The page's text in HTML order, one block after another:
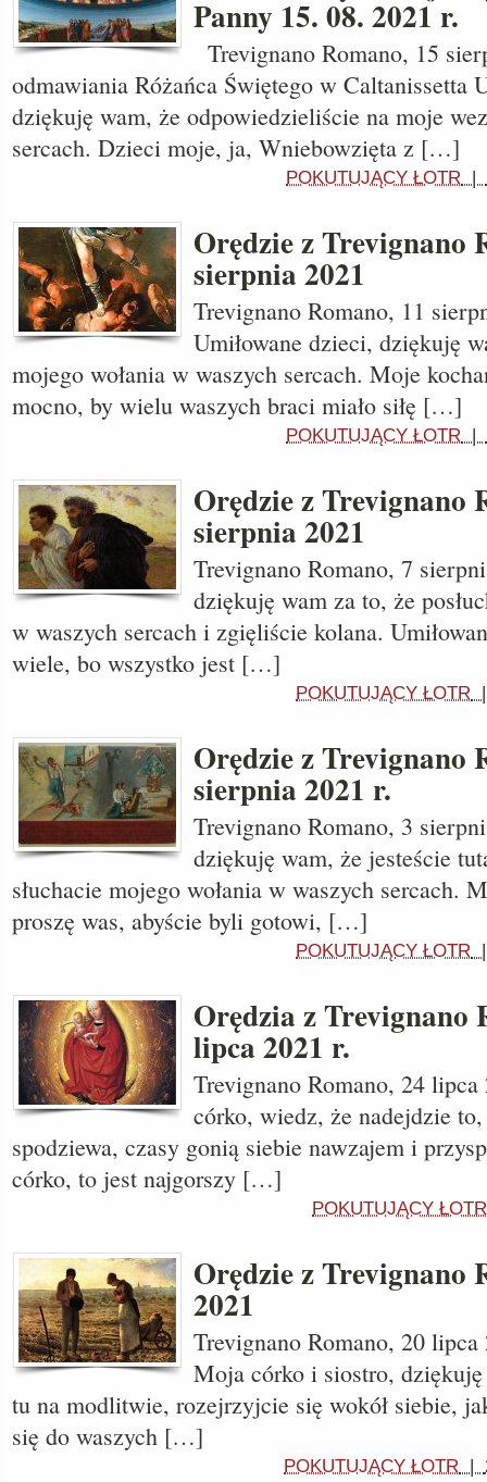
Panny 15. 08. 2021 r.
Trevignano Romano, 15
odmawiania Różańca Świętego w Caltanissetta
dziękuję wam, że odpowiedzieliście na moje
sercach. Dzieci moje, ja, Wniebowzięta z […]
POKUTUJĄCY ŁOTR |
Orędzie z Trevignano
sierpnia 2021
Trevignano Romano, 11
Umiłowane dzieci, dziękuję
mojego wołania w waszych sercach. Moje
mocno, by wielu waszych braci miało siłę […]
POKUTUJĄCY ŁOTR |
Orędzie z Trevignano
sierpnia 2021
Trevignano Romano, 7
dziękuję wam za to, że
w waszych sercach i zgięliście kolana.
wiele, bo wszystko jest […]
POKUTUJĄCY ŁOTR
Orędzie z Trevignano
sierpnia 2021 r.
Trevignano Romano, 3
dziękuję wam, że jesteście
słuchacie mojego wołania w waszych sercach.
proszę was, abyście byli gotowi, […]
POKUTUJĄCY ŁOTR
Orędzia z Trevignano
lipca 2021 r.
Trevignano Romano, 24
córko, wiedz, że nadejdzie
spodziewa, czasy gonią siebie nawzajem i
córko, to jest najgorszy […]
POKUTUJĄCY ŁOTR
Orędzie z Trevignano
2021
Trevignano Romano, 20 lipca
Moja córko i siostro,
tu na modlitwie, rozejrzyjcie się wokół siebie,
się do waszych […]
POKUTUJĄCY ŁOTR |